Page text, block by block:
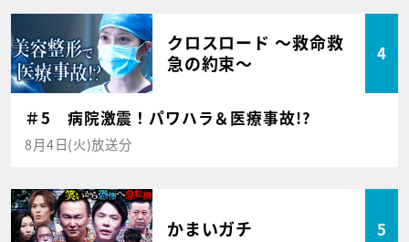
クロスロード ～救命救
急の約束～
4
＃5 病院激震！パワハラ＆医療事故!?
8月4日(火)放送分
かまいガチ 5